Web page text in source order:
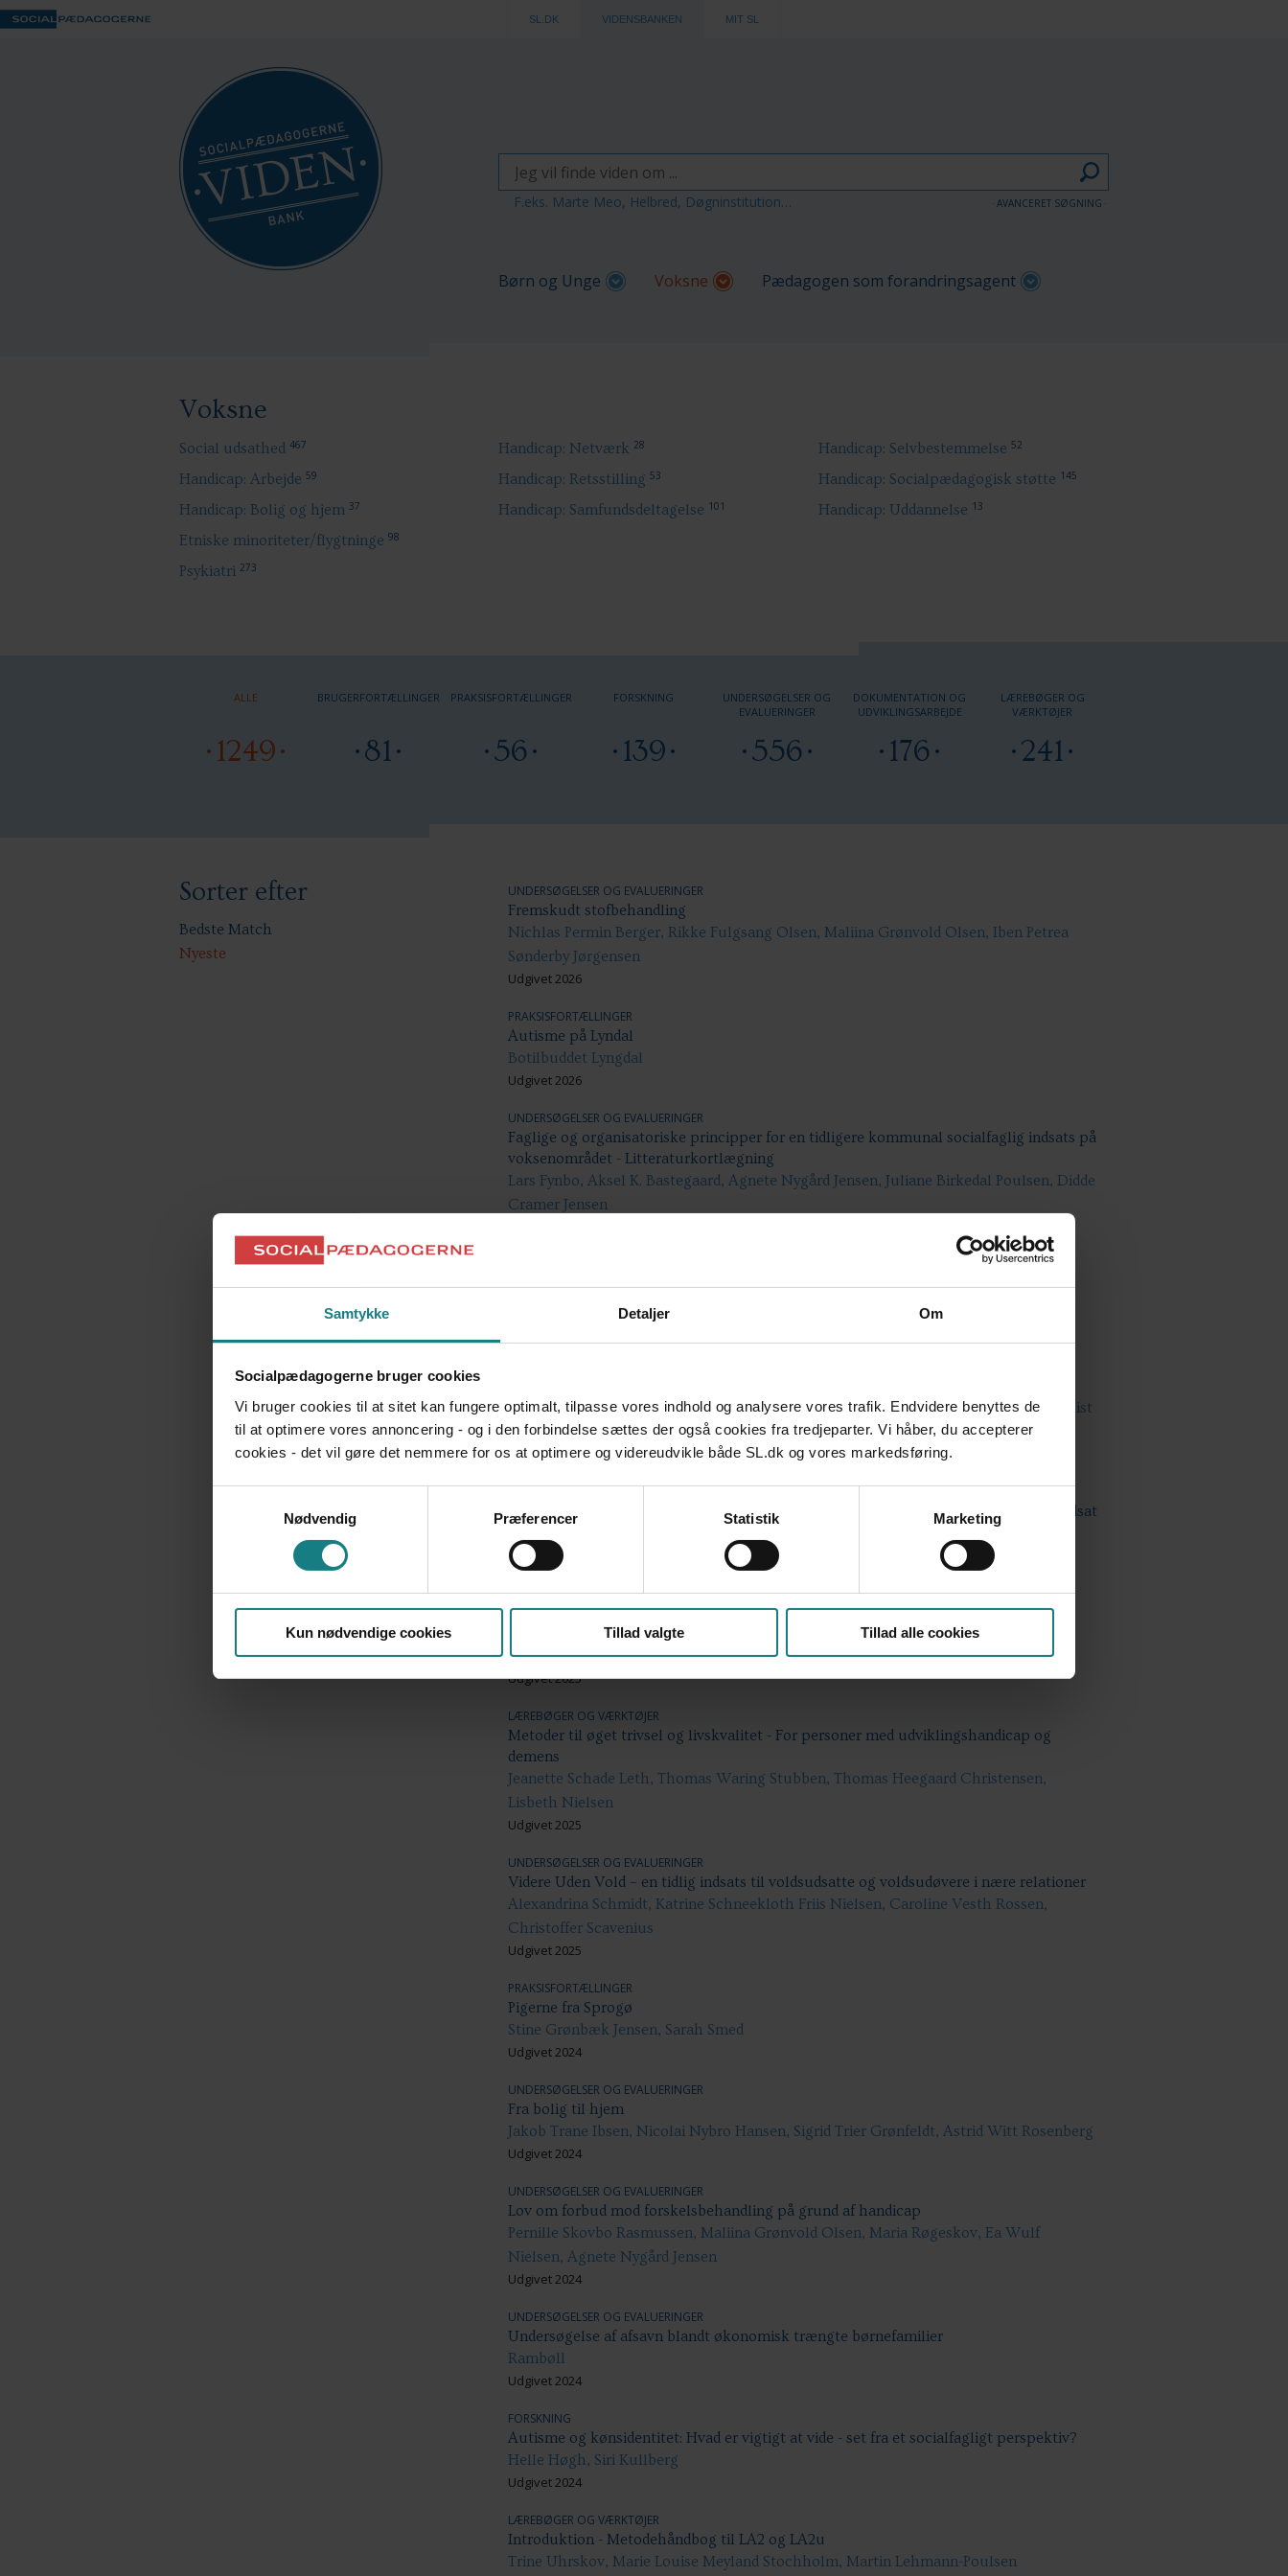
Samtykke Detaljer Om
Socialpædagogerne bruger cookies
Vi bruger cookies til at sitet kan fungere optimalt, tilpasse vores indhold og analysere vores trafik. Endvidere benyttes de
til at optimere vores annoncering - og i den forbindelse sættes der også cookies fra tredjeparter. Vi håber, du accepterer
cookies - det vil gøre det nemmere for os at optimere og videreudvikle både SL.dk og vores markedsføring.
Nødvendig
Præferencer Statistik Marketing
Kun nødvendige cookies Tillad valgte Tillad alle cookies
SL.DK VIDENSBANKEN MIT SL
F.eks. Marte Meo, Helbred, Døgninstitution… AVANCERET SØGNING
Børn og Unge Voksne Pædagogen som forandringsagent
Voksne
Social udsathed 467
Handicap: Arbejde 59
Handicap: Bolig og hjem 37
Handicap: Netværk 28
Handicap: Retsstilling 53
Handicap: Samfundsdeltagelse 101
Handicap: Selvbestemmelse 52
Handicap: Socialpædagogisk støtte 145
Handicap: Uddannelse 13
Etniske minoriteter/flygtninge 98
Psykiatri 273
ALLE
1249
BRUGERFORTÆLLINGER
81
PRAKSISFORTÆLLINGER
56
FORSKNING
139
UNDERSØGELSER OG
EVALUERINGER
556
DOKUMENTATION OG
UDVIKLINGSARBEJDE
176
LÆREBØGER OG
VÆRKTØJER
241
Sorter efter
Bedste Match
Nyeste
UNDERSØGELSER OG EVALUERINGER
Fremskudt stofbehandling
Nichlas Permin Berger, Rikke Fulgsang Olsen, Maliina Grønvold Olsen, Iben Petrea
Sønderby Jørgensen
Udgivet 2026
PRAKSISFORTÆLLINGER
Autisme på Lyndal
Botilbuddet Lyngdal
Udgivet 2026
UNDERSØGELSER OG EVALUERINGER
Faglige og organisatoriske principper for en tidligere kommunal socialfaglig indsats på
voksenområdet - Litteraturkortlægning
Lars Fynbo, Aksel K. Bastegaard, Agnete Nygård Jensen, Juliane Birkedal Poulsen, Didde
Cramer Jensen
Helhedsorienterede indsatser i kommunerne
Camilla Dalsgaard, Kasper Lemvigh
Marie Henriette Madsen, Caroline Louise Westergaard, Julian Christensen, Karin Quist
Kaasgaard, Jane Greve
Udgivet 2025
LÆREBØGER OG VÆRKTØJER
Til fagpersoner: Regler om brug af magt over for voksne med betydelig og varigt nedsat
Social- og Boligstyrelsen
Udgivet 2025
UNDERSØGELSER OG EVALUERINGER
Forebyggelse og håndtering af skadelig seksuel adfærd
Maria Røgeskov, Maliina Grønvold Olsen
Udgivet 2025
LÆREBØGER OG VÆRKTØJER
Metoder til øget trivsel og livskvalitet - For personer med udviklingshandicap og
demens
Jeanette Schade Leth, Thomas Waring Stubben, Thomas Heegaard Christensen,
Lisbeth Nielsen
Udgivet 2025
UNDERSØGELSER OG EVALUERINGER
Videre Uden Vold – en tidlig indsats til voldsudsatte og voldsudøvere i nære relationer
Alexandrina Schmidt, Katrine Schneekloth Friis Nielsen, Caroline Vesth Rossen,
Christoffer Scavenius
Udgivet 2025
PRAKSISFORTÆLLINGER
Pigerne fra Sprogø
Stine Grønbæk Jensen, Sarah Smed
Udgivet 2024
UNDERSØGELSER OG EVALUERINGER
Fra bolig til hjem
Jakob Trane Ibsen, Nicolai Nybro Hansen, Sigrid Trier Grønfeldt, Astrid Witt Rosenberg
Udgivet 2024
UNDERSØGELSER OG EVALUERINGER
Lov om forbud mod forskelsbehandling på grund af handicap
Pernille Skovbo Rasmussen, Maliina Grønvold Olsen, Maria Røgeskov, Ea Wulf
Nielsen, Agnete Nygård Jensen
Udgivet 2024
UNDERSØGELSER OG EVALUERINGER
Undersøgelse af afsavn blandt økonomisk trængte børnefamilier
Rambøll
Udgivet 2024
FORSKNING
Autisme og kønsidentitet: Hvad er vigtigt at vide - set fra et socialfagligt perspektiv?
Helle Høgh, Siri Kullberg
Udgivet 2024
LÆREBØGER OG VÆRKTØJER
Introduktion - Metodehåndbog til LA2 og LA2u
Trine Uhrskov, Marie Louise Meyland Stochholm, Martin Lehmann-Poulsen